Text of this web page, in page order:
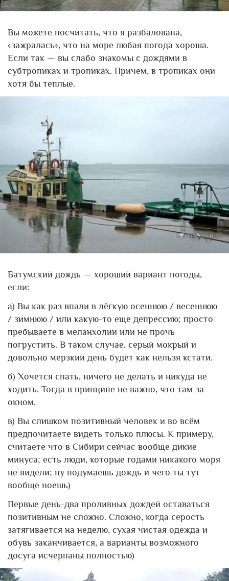
Вы можете посчитать, что я разбалована,
«зажралась», что на море любая погода хороша.
Если так — вы слабо знакомы с дождями в
субтропиках и тропиках. Причем, в тропиках они
хотя бы теплые.
Батумский дождь — хороший вариант погоды,
если:
а) Вы как раз впали в лёгкую осеннюю / весеннюю
/ зимнюю / или какую-то еще депрессию; просто
пребываете в меланхолии или не прочь
погрустить. В таком случае, серый мокрый и
довольно мерзкий день будет как нельзя кстати.
б) Хочется спать, ничего не делать и никуда не
ходить. Тогда в принципе не важно, что там за
окном.
в) Вы слишком позитивный человек и во всём
предпочитаете видеть только плюсы. К примеру,
считаете что в Сибири сейчас вообще дикие
минуса; есть люди, которые годами никакого моря
не видели; ну подумаешь дождь и чего ты тут
вообще ноешь)
Первые день-два проливных дождей оставаться
позитивным не сложно. Сложно, когда серость
затягивается на неделю, сухая чистая одежда и
обувь заканчивается, а варианты возможного
досуга исчерпаны полностью)